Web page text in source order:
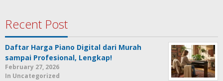
Recent Post
Daftar Harga Piano Digital dari Murah
sampai Profesional, Lengkap!
February 27, 2026
In Uncategorized